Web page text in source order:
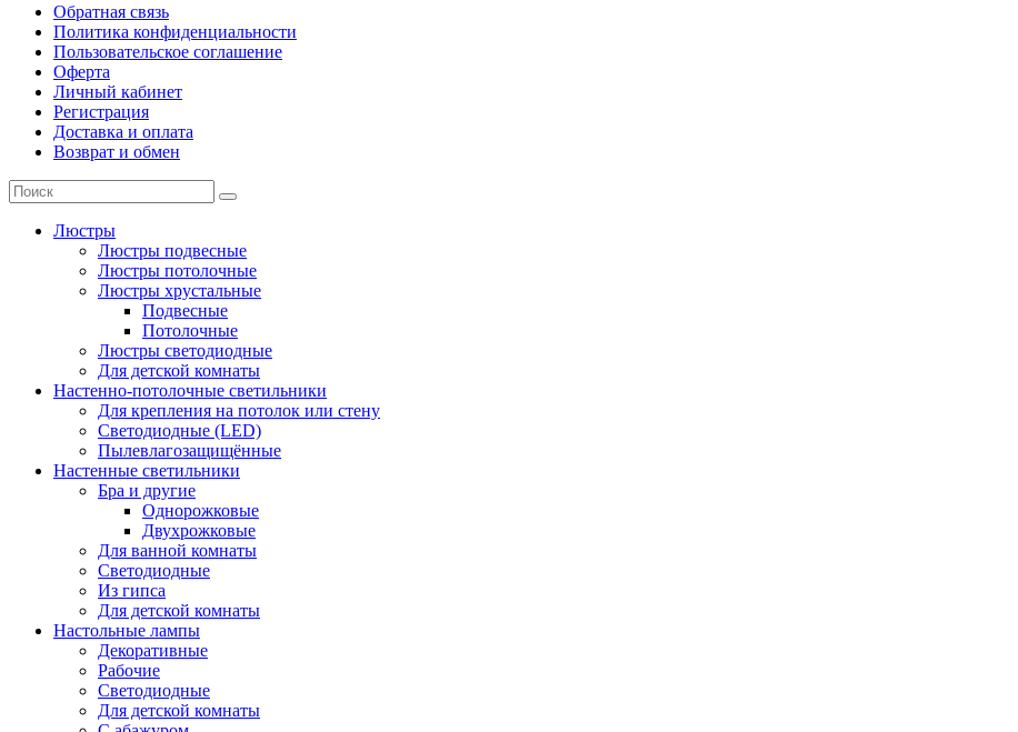
Обратная связь
Политика конфиденциальности
Пользовательское соглашение
Оферта
Личный кабинет
Регистрация
Доставка и оплата
Возврат и обмен
Люстры
Люстры подвесные
Люстры потолочные
Люстры хрустальные
Подвесные
Потолочные
Люстры светодиодные
Для детской комнаты
Настенно-потолочные светильники
Для крепления на потолок или стену
Светодиодные (LED)
Пылевлагозащищённые
Настенные светильники
Бра и другие
Однорожковые
Двухрожковые
Для ванной комнаты
Светодиодные
Из гипса
Для детской комнаты
Настольные лампы
Декоративные
Рабочие
Светодиодные
Для детской комнаты